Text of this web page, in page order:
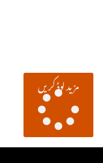
مزید لوڈ کریں